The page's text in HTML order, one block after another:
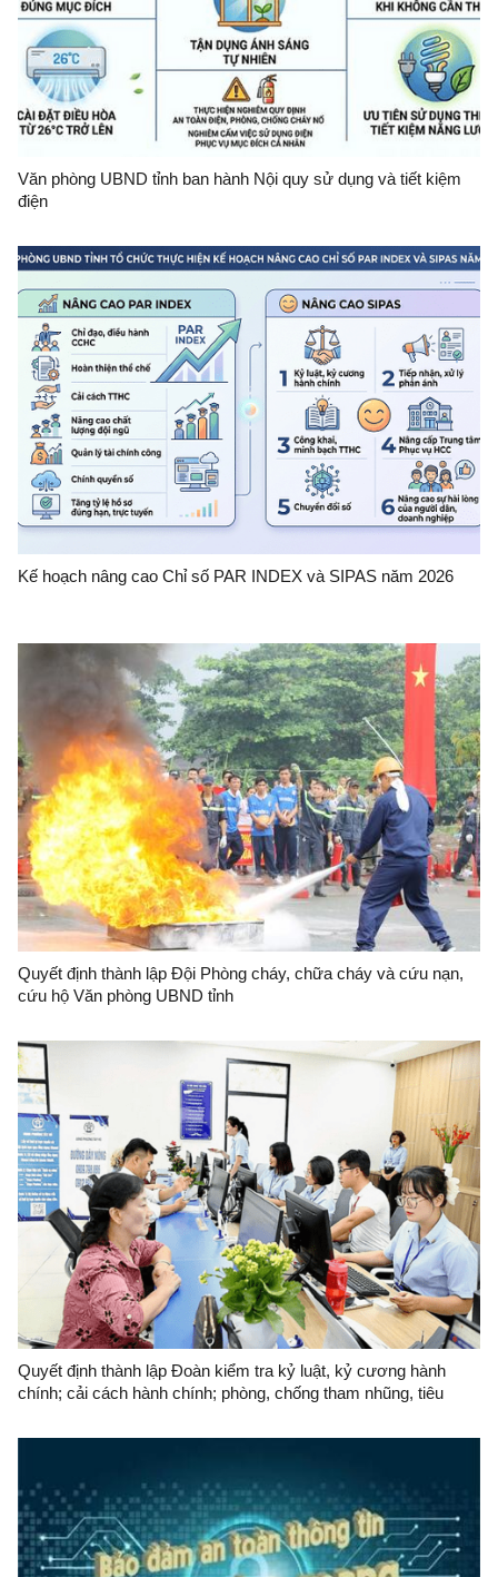
Văn phòng UBND tỉnh ban hành Nội quy sử dụng và tiết kiệm
điện
Kế hoạch nâng cao Chỉ số PAR INDEX và SIPAS năm 2026
Quyết định thành lập Đội Phòng cháy, chữa cháy và cứu nạn,
cứu hộ Văn phòng UBND tỉnh
Quyết định thành lập Đoàn kiểm tra kỷ luật, kỷ cương hành
chính; cải cách hành chính; phòng, chống tham nhũng, tiêu
Văn phòng UBND tỉnh năm 2026